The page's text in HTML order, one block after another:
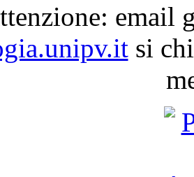
email
si